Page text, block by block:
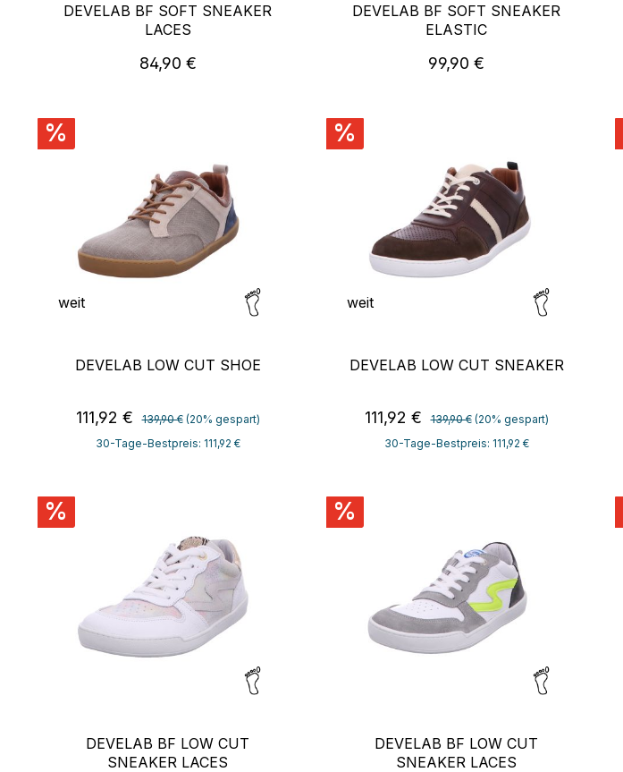
DEVELAB BF SOFT SNEAKER
LACES
Regulärer Preis:
84,90 €
DEVELAB BF SOFT SNEAKER
ELASTIC
Regulärer Preis:
99,90 €
%
weit
DEVELAB LOW CUT SHOE
Verkaufspreis:
111,92 € Regulärer Preis:
139,90 € (20% gespart)
30-Tage-Bestpreis: 111,92 €
%
weit
DEVELAB LOW CUT SNEAKER
Verkaufspreis:
111,92 € Regulärer Preis:
139,90 € (20% gespart)
30-Tage-Bestpreis: 111,92 €
%
DEVELAB BF LOW CUT
SNEAKER LACES
%
DEVELAB BF LOW CUT
SNEAKER LACES